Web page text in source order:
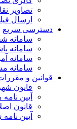
تصاویر
ارسال
دسترسی سریع
سامانه
سامانه
سامانه
سامانه
قوانین و مقررات
قانون
آیین نامه
قانون
آیین نامه